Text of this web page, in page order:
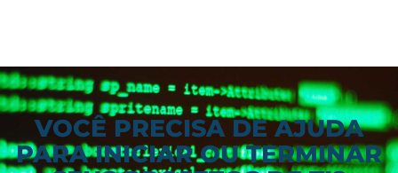
VOCÊ PRECISA DE AJUDA
PARA INICIAR OU TERMINAR